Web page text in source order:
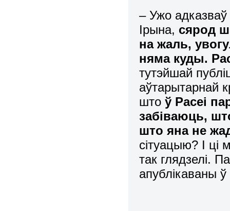
– Ужо
Ірына, сярод
на жаль,
няма куды.
тутэйшай
аўтарытарнай
штоў Расеі
забіваюць,
што яна не
сітуацыю? І
так глядзелі.
апублікаваны